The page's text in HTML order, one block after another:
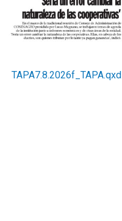
TAPA7.8.2026f_TAPA.qxd_